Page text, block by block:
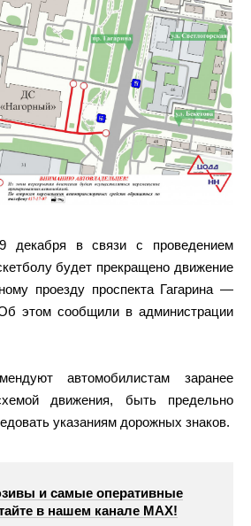
в связи с проведением
будет прекращено движение
проезду проспекта Гагарина —
этом сообщили в администрации
автомобилистам заранее
движения, быть предельно
указаниям дорожных знаков.
и самые оперативные
в нашем канале МАХ!